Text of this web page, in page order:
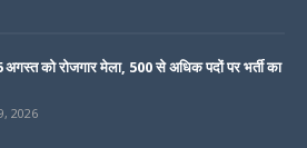
अगस्त को रोजगार मेला, 500 से अधिक पदों पर भर्ती का
2026